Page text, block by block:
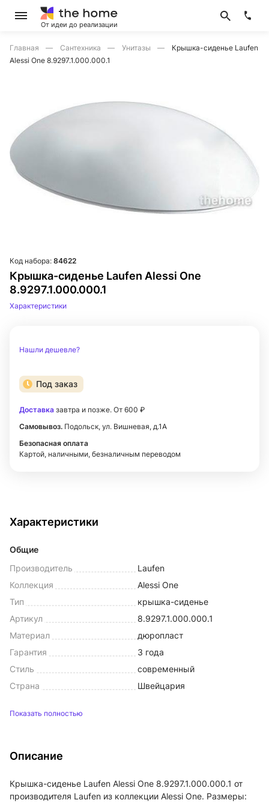
От идеи до реализации
Главная Сантехника Унитазы
Крышка-сиденье Laufen
Alessi One 8.9297.1.000.000.1
Крышка-сиденье Laufen Alessi One
8.9297.1.000.000.1
Код набора: 84622
Характеристики
Нашли дешевле?
Под заказ
Доставка завтра и позже. От 600 ₽
Самовывоз. Подольск, ул. Вишневая, д.1А
Безопасная оплата
Картой, наличными, безналичным переводом
Характеристики
Общие
Производитель
Laufen
Коллекция
Alessi One
Тип
крышка-сиденье
Артикул
8.9297.1.000.000.1
Материал
дюропласт
Гарантия
3 года
Стиль
современный
Страна
Швейцария
Показать полностью
Описание
Крышка-сиденье Laufen Alessi One 8.9297.1.000.000.1 от
производителя Laufen из коллекции Alessi One. Размеры: